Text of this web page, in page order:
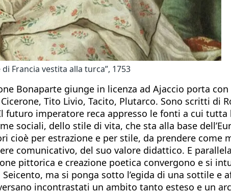
Francia vestita alla turca”, 1753
Bonaparte giunge in licenza ad Ajaccio porta
Tito Livio, Tacito, Plutarco. Sono scritti di
futuro imperatore reca appresso le fonti a cui
sociali, dello stile di vita, che sta alla base
cioè per estrazione e per stile, da prendere
comunicativo, del suo valore didattico. E
pittorica e creazione poetica convergono e si
ma si ponga sotto l’egida di una sottile
incontrastati un ambito tanto esteso e un